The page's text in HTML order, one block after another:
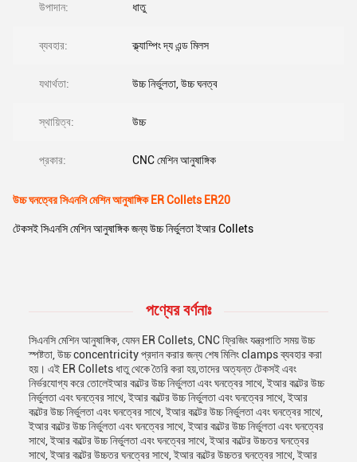
উপাদান: ধাতু
ব্যবহার: ক্ল্যাম্পিং দ্য এন্ড মিলস
যথার্থতা: উচ্চ নির্ভুলতা, উচ্চ ঘনত্ব
স্থায়িত্ব: উচ্চ
প্রকার: CNC মেশিন আনুষাঙ্গিক
উচ্চ ঘনত্বের সিএনসি মেশিন আনুষাঙ্গিক ER Collets ER20
টেকসই সিএনসি মেশিন আনুষাঙ্গিক জন্য উচ্চ নির্ভুলতা ইআর Collets
পণ্যের বর্ণনাঃ
সিএনসি মেশিন আনুষাঙ্গিক, যেমন ER Collets, CNC ফ্রিজিং যন্ত্রপাতি সময় উচ্চ
স্পষ্টতা, উচ্চ concentricity প্রদান করার জন্য শেষ মিলিং clamps ব্যবহার করা
হয়। এই ER Collets ধাতু থেকে তৈরি করা হয়,তাদের অত্যন্ত টেকসই এবং
নির্ভরযোগ্য করে তোলেইআর কল্টের উচ্চ নির্ভুলতা এবং ঘনত্বের সাথে, ইআর কল্টের উচ্চ
নির্ভুলতা এবং ঘনত্বের সাথে, ইআর কল্টের উচ্চ নির্ভুলতা এবং ঘনত্বের সাথে, ইআর
কল্টের উচ্চ নির্ভুলতা এবং ঘনত্বের সাথে, ইআর কল্টের উচ্চ নির্ভুলতা এবং ঘনত্বের সাথে,
ইআর কল্টের উচ্চ নির্ভুলতা এবং ঘনত্বের সাথে, ইআর কল্টের উচ্চ নির্ভুলতা এবং ঘনত্বের
সাথে, ইআর কল্টের উচ্চ নির্ভুলতা এবং ঘনত্বের সাথে, ইআর কল্টের উচ্চতর ঘনত্বের
সাথে, ইআর কল্টের উচ্চতর ঘনত্বের সাথে, ইআর কল্টের উচ্চতর ঘনত্বের সাথে, ইআর